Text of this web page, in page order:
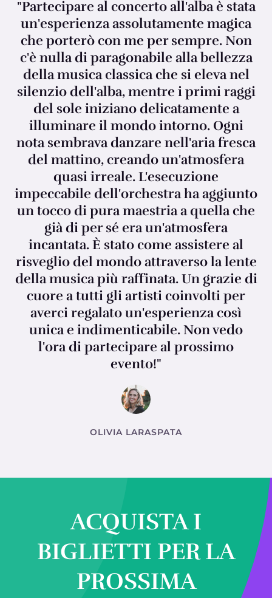
"Partecipare al concerto all'alba è stata
un'esperienza assolutamente magica
che porterò con me per sempre. Non
c'è nulla di paragonabile alla bellezza
della musica classica che si eleva nel
silenzio dell'alba, mentre i primi raggi
del sole iniziano delicatamente a
illuminare il mondo intorno. Ogni
nota sembrava danzare nell'aria fresca
del mattino, creando un'atmosfera
quasi irreale. L'esecuzione
impeccabile dell'orchestra ha aggiunto
un tocco di pura maestria a quella che
già di per sé era un'atmosfera
incantata. È stato come assistere al
risveglio del mondo attraverso la lente
della musica più raffinata. Un grazie di
cuore a tutti gli artisti coinvolti per
averci regalato un'esperienza così
unica e indimenticabile. Non vedo
l'ora di partecipare al prossimo
evento!"
OLIVIA LARASPATA
ACQUISTA I
BIGLIETTI PER LA
PROSSIMA